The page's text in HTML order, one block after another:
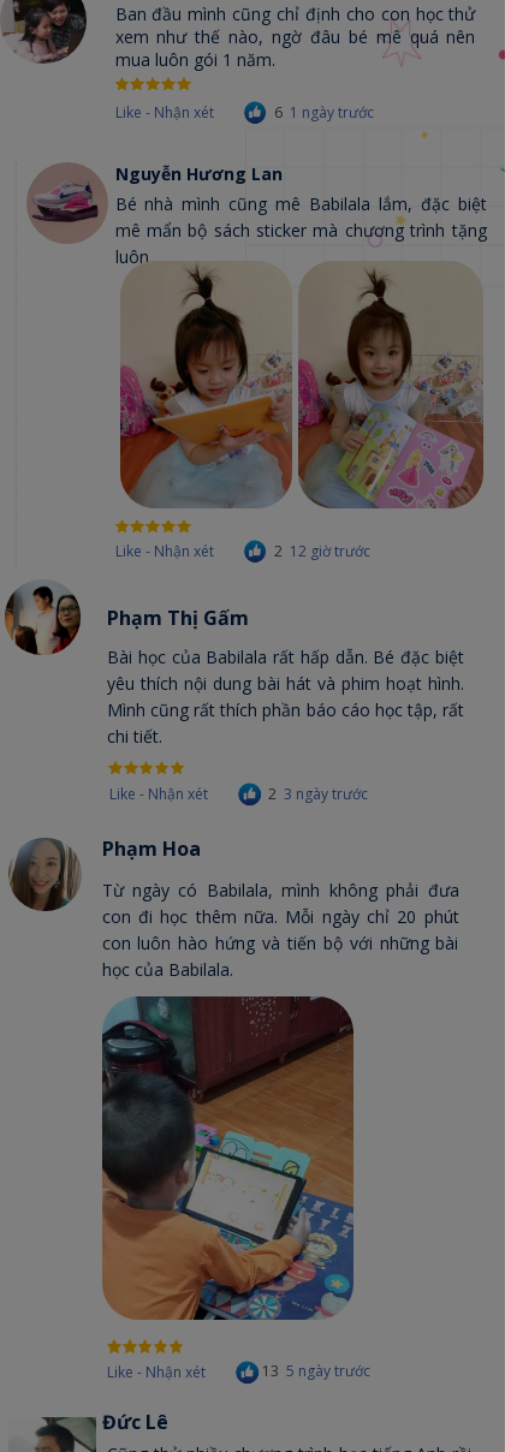
Phạm Thị Gấm
Phạm Hoa
Từ ngày có Babilala, mình không phải đưa
con đi học thêm nữa. Mỗi ngày chỉ 20 phút
con luôn hào hứng và tiến bộ với những bài
học của Babilala.
Bài học của Babilala rất hấp dẫn. Bé đặc biệt
yêu thích nội dung bài hát và phim hoạt hình.
Mình cũng rất thích phần báo cáo học tập, rất
chi tiết.
Like - Nhận xét 2 3 ngày trước
Like - Nhận xét 13 5 ngày trước
Đức Lê
Like - Nhận xét 6 1 ngày trước
Ban đầu mình cũng chỉ định cho con học thử
xem như thế nào, ngờ đâu bé mê quá nên
mua luôn gói 1 năm.
Nguyễn Hương Lan
Bé nhà mình cũng mê Babilala lắm, đặc biệt
mê mẩn bộ sách sticker mà chương trình tặng
luôn
Like - Nhận xét 2 12 giờ trước